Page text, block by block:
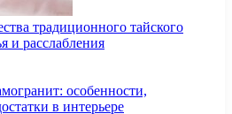
традиционного тайского
и расслабления
особенности,
в интерьере